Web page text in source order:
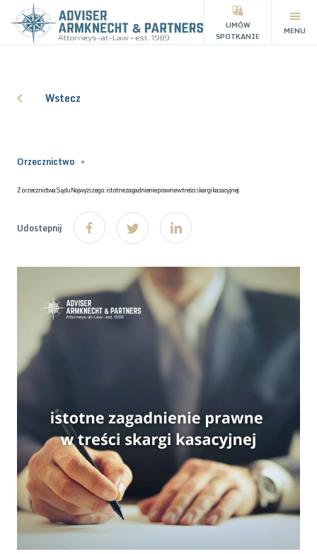
UMÓW
SPOTKANIE
MENU
Wstecz
Orzecznictwo
Z orzecznictwa Sądu Najwyższego: istotne zagadnienie prawne w treści skargi kasacyjnej
Udostepnij